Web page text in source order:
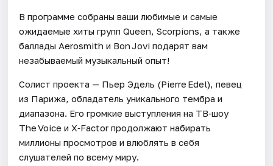
В программе собраны ваши любимые и самые
ожидаемые хиты групп Queen, Scorpions, а также
баллады Aerosmith и Bon Jovi подарят вам
незабываемый музыкальный опыт!
Солист проекта — Пьер Эдель (Pierre Edel), певец
из Парижа, обладатель уникального тембра и
диапазона. Его громкие выступления на ТВ‑шоу
The Voice и X‑Factor продолжают набирать
миллионы просмотров и влюблять в себя
слушателей по всему миру.